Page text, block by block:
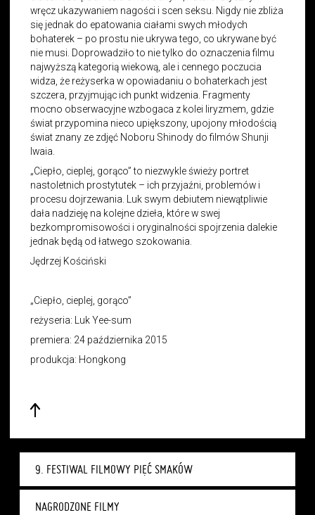
9. FESTIWAL FILMOWY PIĘĆ SMAKÓW
NAGRODZONE FILMY
wręcz ukazywaniem nagości i scen seksu. Nigdy nie zbliża
się jednak do epatowania ciałami swych młodych
bohaterek – po prostu nie ukrywa tego, co ukrywane być
nie musi. Doprowadziło to nie tylko do oznaczenia filmu
najwyższą kategorią wiekową, ale i cennego poczucia
widza, że reżyserka w opowiadaniu o bohaterkach jest
szczera, przyjmując ich punkt widzenia. Fragmenty
mocno obserwacyjne wzbogaca z kolei liryzmem, gdzie
świat przypomina nieco upiększony, upojony młodością
świat znany ze zdjęć Noboru Shinody do filmów Shunji
Iwaia.
„Ciepło, cieplej, gorąco” to niezwykle świeży portret
nastoletnich prostytutek – ich przyjaźni, problemów i
procesu dojrzewania. Luk swym debiutem niewątpliwie
dała nadzieję na kolejne dzieła, które w swej
bezkompromisowości i oryginalności spojrzenia dalekie
jednak będą od łatwego szokowania.
Jędrzej Kościński
„Ciepło, cieplej, gorąco”
reżyseria: Luk Yee-sum
premiera: 24 października 2015
produkcja: Hongkong